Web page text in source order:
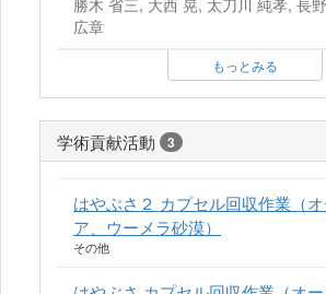
勝木 省三, 大西 晃, 太刀川 純孝, 長
広章
もっとみる
学術貢献活動 3
はやぶさ２ カプセル回収作業（
ア、ウーメラ砂漠）
その他